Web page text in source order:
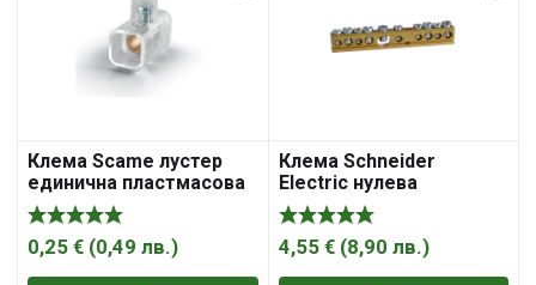
Клема Scame лустер
единична пластмасова
6мм2, прозрачна
0,25 € (0,49 лв.)
Клема Schneider
Electric нулева
неизолирана 80A, 10
гнезда
4,55 € (8,90 лв.)